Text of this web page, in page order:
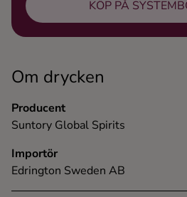
Om drycken
Producent
Suntory Global Spirits
Importör
Edrington Sweden AB
KÖP PÅ